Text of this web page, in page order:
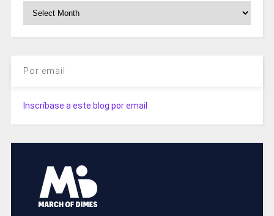
Por email
Inscríbase a este blog por email